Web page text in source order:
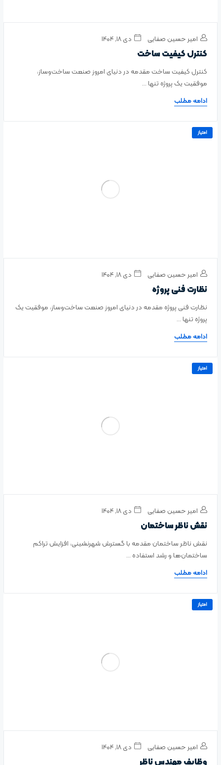
امیر حسین صفایی دی ۱۸, ۱۴۰۴
کنترل کیفیت ساخت
کنترل کیفیت ساخت مقدمه در دنیای امروز صنعت ساخت‌وساز،
موفقیت یک پروژه تنها ...
ادامه مطلب
امتیاز
امیر حسین صفایی دی ۱۸, ۱۴۰۴
نظارت فنی پروژه
نظارت فنی پروژه مقدمه در دنیای امروز صنعت ساخت‌وساز، موفقیت یک
پروژه تنها ...
ادامه مطلب
امتیاز
امیر حسین صفایی دی ۱۸, ۱۴۰۴
نقش ناظر ساختمان
نقش ناظر ساختمان مقدمه با گسترش شهرنشینی، افزایش تراکم
ساختمان‌ها و رشد استفاده ...
ادامه مطلب
امتیاز
امیر حسین صفایی دی ۱۸, ۱۴۰۴